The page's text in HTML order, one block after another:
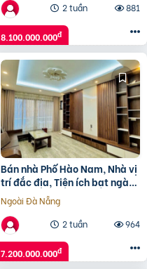
2 tuần
881
8.100.000.000đ
Bán nhà Phố Hào Nam, Nhà vị
trí đắc địa, Tiện ích bạt ngàn,
39mx5T, Giá: 7.2 Tỷ, Lh:
0396935190.
Ngoài Đà Nẵng
2 tuần
964
7.200.000.000đ